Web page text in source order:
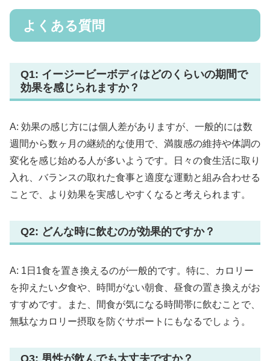
よくある質問
Q1: イージービーボディはどのくらいの期間で
効果を感じられますか？
A: 効果の感じ方には個人差がありますが、一般的には数
週間から数ヶ月の継続的な使用で、満腹感の維持や体調の
変化を感じ始める人が多いようです。日々の食生活に取り
入れ、バランスの取れた食事と適度な運動と組み合わせる
ことで、より効果を実感しやすくなると考えられます。
Q2: どんな時に飲むのが効果的ですか？
A: 1日1食を置き換えるのが一般的です。特に、カロリー
を抑えたい夕食や、時間がない朝食、昼食の置き換えがお
すすめです。また、間食が気になる時間帯に飲むことで、
無駄なカロリー摂取を防ぐサポートにもなるでしょう。